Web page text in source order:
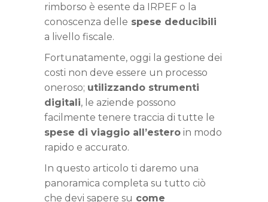
rimborso è esente da IRPEF o la
conoscenza delle spese deducibili
a livello fiscale.
Fortunatamente, oggi la gestione dei
costi non deve essere un processo
oneroso; utilizzando strumenti
digitali, le aziende possono
facilmente tenere traccia di tutte le
spese di viaggio all’estero in modo
rapido e accurato.
In questo articolo ti daremo una
panoramica completa su tutto ciò
che devi sapere su come